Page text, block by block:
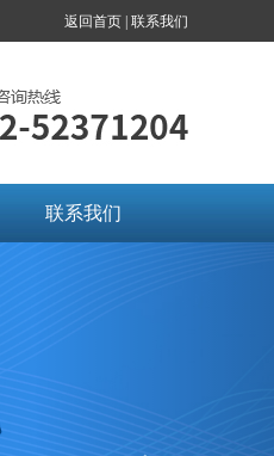
返回首页 | 联系我们
联系我们